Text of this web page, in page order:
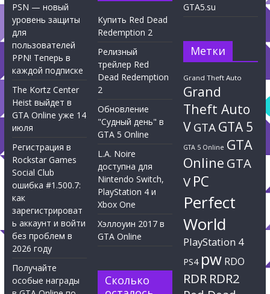
PSN — новый
уровень защиты
для
пользователей
PPN! Теперь в
каждой подписке
The Kortz Center
Heist выйдет в
GTA Online уже 14
июля
Регистрация в
Rockstar Games
Social Club
ошибка #1.500.7:
как
зарегистрироват
ь аккаунт и войти
без проблем в
2026 году
Получайте
особые награды
Купить Red Dead
Redemption 2
Релизный
трейлер Red
Dead Redemption
2
Обновление
"Судный день" в
GTA 5 Online
L.A. Noire
доступна для
Nintendo Switch,
PlayStation 4 и
Xbox One
Хэллоуин 2017 в
GTA Online
Сколько
GTA5.su
Метки
Grand Theft Auto
Grand
Theft Auto
VGTAGTA 5
GTA 5 Online GTA
Online GTA
V PC
Perfect
World
PlayStation 4
PS4 pw RDO
RDR RDR2